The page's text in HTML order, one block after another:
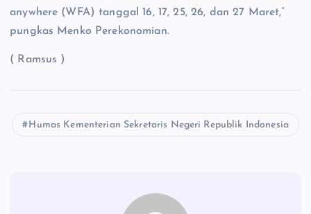
anywhere (WFA) tanggal 16, 17, 25, 26, dan 27 Maret,”
pungkas Menko Perekonomian.
( Ramsus )
Humas Kementerian Sekretaris Negeri Republik Indonesia